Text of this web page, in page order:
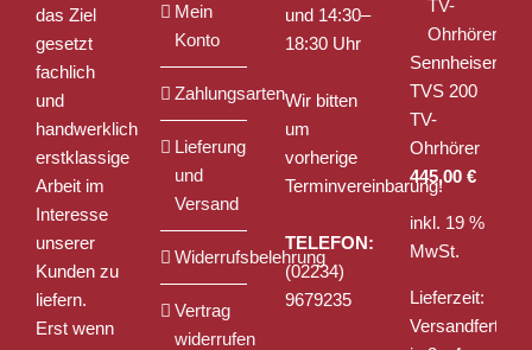
das Ziel
gesetzt
fachlich
und
handwerklich
erstklassige
Arbeit im
Interesse
unserer
Kunden zu
liefern.
Erst wenn
Mein
Konto
Zahlungsarten
Lieferung
und
Versand
Widerrufsbelehrung
Vertrag
widerrufen
und 14:30–
18:30 Uhr
Wir bitten
um
vorherige
Terminvereinbarung!
TELEFON:
(02234)
9679235
Sennheiser
TVS 200
TV-
Ohrhörer
445,00 €
inkl. 19 %
MwSt.
Lieferzeit:
Versandfertig